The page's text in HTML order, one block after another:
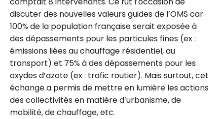
discuter des nouvelles valeurs guides de l’OMS car
100% de la population française serait exposée à
des dépassements pour les particules fines (ex :
émissions liées au chauffage résidentiel, au
transport) et 75% à des dépassements pour les
oxydes d’azote (ex : trafic routier). Mais surtout, cet
échange a permis de mettre en lumière les actions
des collectivités en matière d’urbanisme, de
mobilité, de chauffage, etc.